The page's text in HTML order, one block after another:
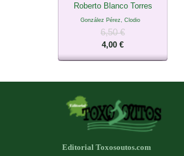
Roberto Blanco Torres
González Pérez, Clodio
6,50 €
4,00 €
Editorial Toxosoutos.com